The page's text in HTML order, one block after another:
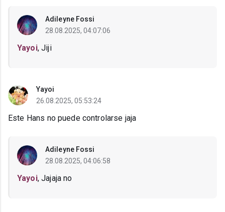
Adileyne Fossi
28.08.2025, 04:07:06
Yayoi, Jiji
Yayoi
26.08.2025, 05:53:24
Este Hans no puede controlarse jaja
Adileyne Fossi
28.08.2025, 04:06:58
Yayoi, Jajaja no